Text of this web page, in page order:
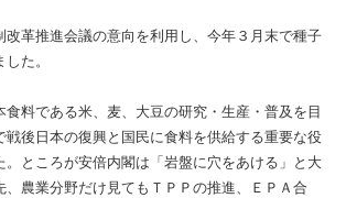
改革推進会議の意向を利用し、今年３月末で種子
た。
料である米、麦、大豆の研究・生産・普及を目
戦後日本の復興と国民に食料を供給する重要な役
。ところが安倍内閣は「岩盤に穴をあける」と大
、農業分野だけ見てもＴＰＰの推進、ＥＰＡ合